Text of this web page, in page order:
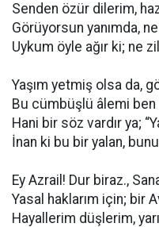
Senden özür dilerim,
Görüyorsun yanımda,
Uykum öyle ağır ki; ne
Yaşım yetmiş olsa da,
Bu cümbüşlü âlemi ben
Hani bir söz vardır ya;
İnan ki bu bir yalan,
Ey Azrail! Dur biraz.,
Yasal haklarım için; bir
Hayallerim düşlerim,